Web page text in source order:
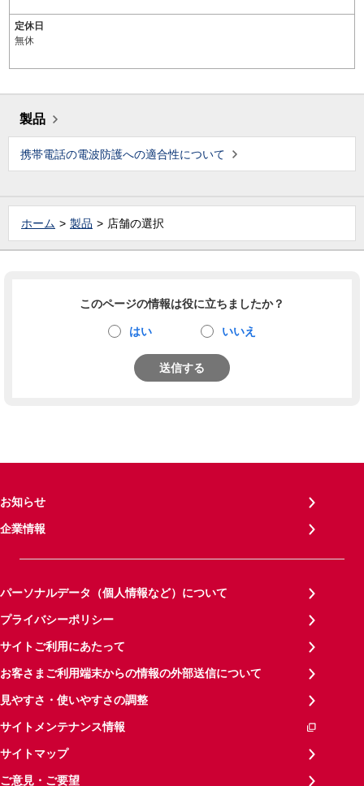
定休日
無休
製品
携帯電話の電波防護への適合性について
ホーム 製品 店舗の選択
このページの情報は役に立ちましたか？
はい いいえ
送信する
お知らせ
企業情報
パーソナルデータ（個人情報など）について
プライバシーポリシー
サイトご利用にあたって
お客さまご利用端末からの情報の外部送信について
見やすさ・使いやすさの調整
サイトメンテナンス情報
サイトマップ
ご意見・ご要望